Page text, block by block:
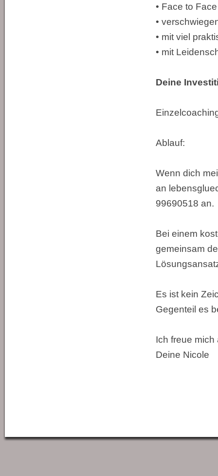
• Face to
•
• mit viel
• mit
Deine
Ablauf:
Wenn dich
an
99690518 an.
Bei einem
gemeinsam
Es ist kein
Gegenteil es
Ich freue mich
Deine Nicole